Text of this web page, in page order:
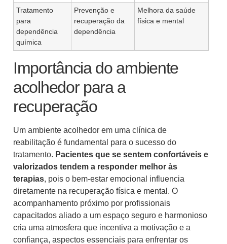
Tratamento
para
dependência
química
Prevenção e
recuperação da
dependência
Melhora da saúde
física e mental
Importância do ambiente
acolhedor para a
recuperação
Um ambiente acolhedor em uma clínica de
reabilitação é fundamental para o sucesso do
tratamento. Pacientes que se sentem confortáveis e
valorizados tendem a responder melhor às
terapias, pois o bem-estar emocional influencia
diretamente na recuperação física e mental. O
acompanhamento próximo por profissionais
capacitados aliado a um espaço seguro e harmonioso
cria uma atmosfera que incentiva a motivação e a
confiança, aspectos essenciais para enfrentar os